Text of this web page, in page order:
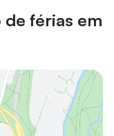
férias em